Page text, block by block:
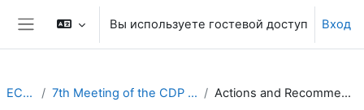
Перейти к основному содержанию
Боковая панель
Вы используете гостевой доступ Вход
EC-CDP 7th Meeting of the CDP (20-22 March 2023) Actions and Recommendations from CDP-7